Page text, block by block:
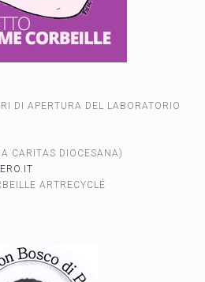
DI APERTURA DEL LABORATORIO
CARITAS DIOCESANA)
ARTRECYCLÉ